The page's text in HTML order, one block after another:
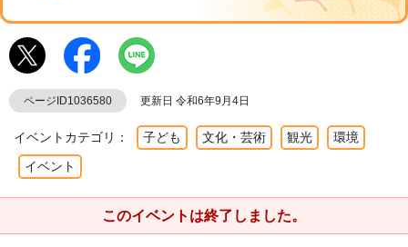
ページID1036580 更新日 令和6年9月4日
イベントカテゴリ： 子ども 文化・芸術 観光 環境
イベント
このイベントは終了しました。